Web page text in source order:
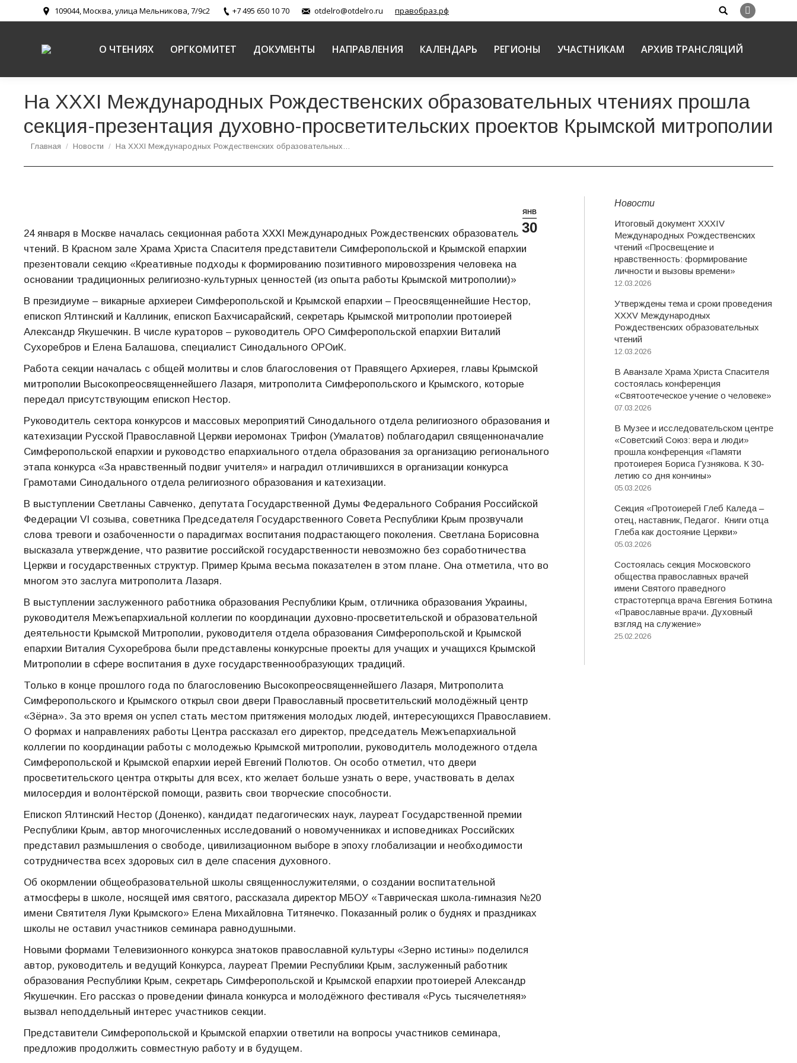
109044, Москва, улица Мельникова, 7/9с2 +7 495 650 10 70 otdelro@otdelro.ru правобраз.рф Search:
Вконтакте
О ЧТЕНИЯХ ОРГКОМИТЕТ ДОКУМЕНТЫ НАПРАВЛЕНИЯ КАЛЕНДАРЬ РЕГИОНЫ УЧАСТНИКАМ АРХИВ ТРАНСЛЯЦИЙ
На XХXI Международных Рождественских образовательных чтениях прошла
секция-презентация духовно-просветительских проектов Крымской митрополии
Вы здесь:
Главная Новости На XХXI Международных Рождественских образовательных…
ЯНВ
30
24 января в Москве началась секционная работа ХХХI Международных Рождественских образовательных
чтений. В Красном зале Храма Христа Спасителя представители Симферопольской и Крымской епархии
презентовали секцию «Креативные подходы к формированию позитивного мировоззрения человека на
основании традиционных религиозно-культурных ценностей (из опыта работы Крымской митрополии)»
В президиуме – викарные архиереи Симферопольской и Крымской епархии – Преосвященнейшие Нестор,
епископ Ялтинский и Каллиник, епископ Бахчисарайский, секретарь Крымской митрополии протоиерей
Александр Якушечкин. В числе кураторов – руководитель ОРО Симферопольской епархии Виталий
Сухоребров и Елена Балашова, специалист Синодального ОРОиК.
Работа секции началась с общей молитвы и слов благословения от Правящего Архиерея, главы Крымской
митрополии Высокопреосвященнейшего Лазаря, митрополита Симферопольского и Крымского, которые
передал присутствующим епископ Нестор.
Руководитель сектора конкурсов и массовых мероприятий Синодального отдела религиозного образования и
катехизации Русской Православной Церкви иеромонах Трифон (Умалатов) поблагодарил священноначалие
Симферопольской епархии и руководство епархиального отдела образования за организацию регионального
этапа конкурса «За нравственный подвиг учителя» и наградил отличившихся в организации конкурса
Грамотами Синодального отдела религиозного образования и катехизации.
В выступлении Светланы Савченко, депутата Государственной Думы Федерального Собрания Российской
Федерации VI созыва, советника Председателя Государственного Совета Республики Крым прозвучали
слова тревоги и озабоченности о парадигмах воспитания подрастающего поколения. Светлана Борисовна
высказала утверждение, что развитие российской государственности невозможно без соработничества
Церкви и государственных структур. Пример Крыма весьма показателен в этом плане. Она отметила, что во
многом это заслуга митрополита Лазаря.
В выступлении заслуженного работника образования Республики Крым, отличника образования Украины,
руководителя Межъепархиальной коллегии по координации духовно-просветительской и образовательной
деятельности Крымской Митрополии, руководителя отдела образования Симферопольской и Крымской
епархии Виталия Сухореброва были представлены конкурсные проекты для учащих и учащихся Крымской
Митрополии в сфере воспитания в духе государственнообразующих традиций.
Только в конце прошлого года по благословению Высокопреосвященнейшего Лазаря, Митрополита
Симферопольского и Крымского открыл свои двери Православный просветительский молодёжный центр
«Зёрна». За это время он успел стать местом притяжения молодых людей, интересующихся Православием.
О формах и направлениях работы Центра рассказал его директор, председатель Межъепархиальной
коллегии по координации работы с молодежью Крымской митрополии, руководитель молодежного отдела
Симферопольской и Крымской епархии иерей Евгений Полютов. Он особо отметил, что двери
просветительского центра открыты для всех, кто желает больше узнать о вере, участвовать в делах
милосердия и волонтёрской помощи, развить свои творческие способности.
Епископ Ялтинский Нестор (Доненко), кандидат педагогических наук, лауреат Государственной премии
Республики Крым, автор многочисленных исследований о новомученниках и исповедниках Российских
представил размышления о свободе, цивилизационном выборе в эпоху глобализации и необходимости
сотрудничества всех здоровых сил в деле спасения духовного.
Об окормлении общеобразовательной школы священнослужителями, о создании воспитательной
атмосферы в школе, носящей имя святого, рассказала директор МБОУ «Таврическая школа-гимназия №20
имени Святителя Луки Крымского» Елена Михайловна Титянечко. Показанный ролик о буднях и праздниках
школы не оставил участников семинара равнодушными.
Новыми формами Телевизионного конкурса знатоков православной культуры «Зерно истины» поделился
автор, руководитель и ведущий Конкурса, лауреат Премии Республики Крым, заслуженный работник
образования Республики Крым, секретарь Симферопольской и Крымской епархии протоиерей Александр
Якушечкин. Его рассказ о проведении финала конкурса и молодёжного фестиваля «Русь тысячелетняя»
вызвал неподдельный интерес участников секции.
Представители Симферопольской и Крымской епархии ответили на вопросы участников семинара,
предложив продолжить совместную работу и в будущем.
Новости
Итоговый документ XXХIV
Международных Рождественских
чтений «Просвещение и
нравственность: формирование
личности и вызовы времени»
12.03.2026
Утверждены тема и сроки проведения
XXXV Международных
Рождественских образовательных
чтений
12.03.2026
В Аванзале Храма Христа Спасителя
состоялась конференция
«Святоотеческое учение о человеке»
07.03.2026
В Музее и исследовательском центре
«Советский Союз: вера и люди»
прошла конференция «Памяти
протоиерея Бориса Гузнякова. К 30-
летию со дня кончины»
05.03.2026
Секция «Протоиерей Глеб Каледа –
отец, наставник, Педагог. Книги отца
Глеба как достояние Церкви»
05.03.2026
Состоялась секция Московского
общества православных врачей
имени Святого праведного
страстотерпца врача Евгения Боткина
«Православные врачи. Духовный
взгляд на служение»
25.02.2026